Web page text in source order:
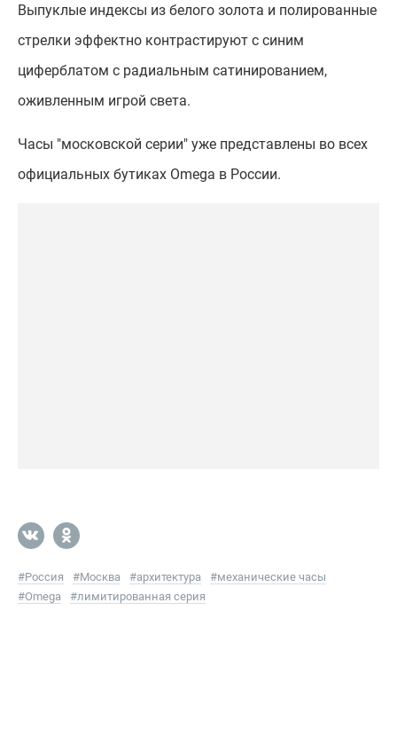
Выпуклые индексы из белого золота и полированные
стрелки эффектно контрастируют с синим
циферблатом с радиальным сатинированием,
оживленным игрой света.
Часы "московской серии" уже представлены во всех
официальных бутиках Omega в России.
#Россия #Москва #архитектура #механические часы
#Omega #лимитированная серия